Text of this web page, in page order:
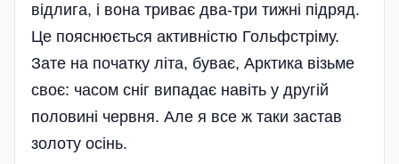
відлига, і вона триває два-три тижні підряд.
Це пояснюється активністю Гольфстріму.
Зате на початку літа, буває, Арктика візьме
своє: часом сніг випадає навіть у другій
половині червня. Але я все ж таки застав
золоту осінь.